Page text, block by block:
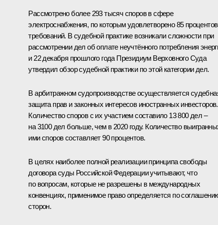
Рассмотрено более 293 тысяч споров в сфере
электроснабжения, по которым удовлетворено 85 процентов
требований. В судебной практике возникали сложности при
рассмотрении дел об оплате неучтённого потребления
и 22 декабря прошлого года Президиум Верховного Суда
утвердил обзор судебной практики по этой категории дел.
В арбитражном судопроизводстве осуществляется
защита прав и законных интересов иностранных инвесторов.
Количество споров с их участием составило 13 800 дел –
на 3100 дел больше, чем в 2020 году. Количество
ими споров составляет 90 процентов.
В целях наиболее полной реализации принципа свободы
договора суды Российской Федерации учитывают, что
по вопросам, которые не разрешены в международных
конвенциях, применимое право определяется по
сторон.